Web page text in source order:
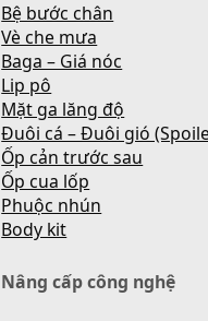
Bệ bước chân
Vè che mưa
Baga – Giá nóc
Lip pô
Mặt ga lăng độ
Đuôi cá – Đuôi gió
Ốp cản trước sau
Ốp cua lốp
Phuộc nhún
Body kit
Nâng cấp công nghệ